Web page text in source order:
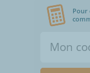
Pour